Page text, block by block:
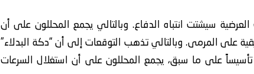
سيشتت انتباه الدفاع. وبالتالي يجمع المحللون على أن
على المرمى. وبالتالي تذهب التوقعات إلى أن “دكة البدلاء”
على ما سبق، يجمع المحللون على أن استغلال السرعات